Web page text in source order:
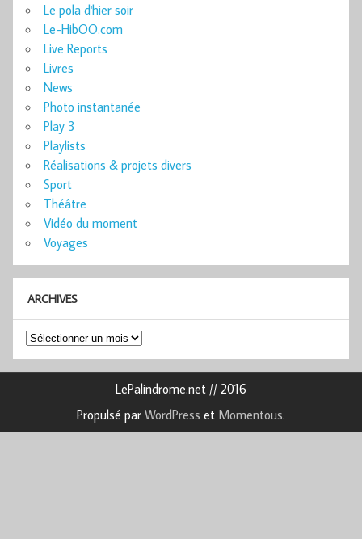
Le pola d'hier soir
Le-HibOO.com
Live Reports
Livres
News
Photo instantanée
Play 3
Playlists
Réalisations & projets divers
Sport
Théâtre
Vidéo du moment
Voyages
ARCHIVES
Archives
LePalindrome.net // 2016
Propulsé par WordPress et Momentous.